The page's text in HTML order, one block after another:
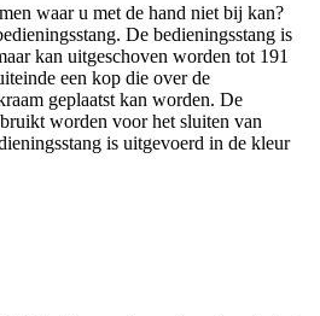
waar u met de hand niet bij kan?
De bedieningsstang is
kan uitgeschoven worden tot 191
een kop die over de
geplaatst kan worden. De
worden voor het sluiten van
is uitgevoerd in de kleur